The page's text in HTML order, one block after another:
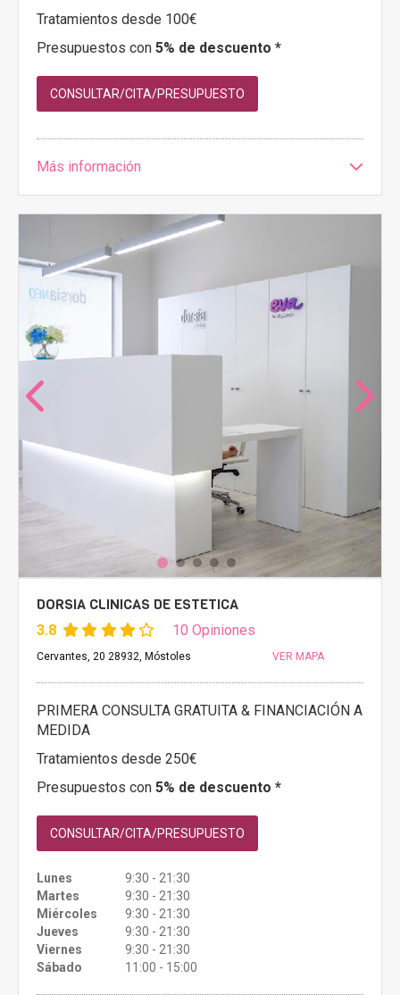
Tratamientos desde 100€
Presupuestos con 5% de descuento *
CONSULTAR/CITA/PRESUPUESTO
Más información
DORSIA CLINICAS DE ESTETICA
3.8 10 Opiniones
Cervantes, 20 28932, Móstoles VER MAPA
PRIMERA CONSULTA GRATUITA & FINANCIACIÓN A
MEDIDA
Tratamientos desde 250€
Presupuestos con 5% de descuento *
CONSULTAR/CITA/PRESUPUESTO
Lunes
9:30 - 21:30
Martes
9:30 - 21:30
Miércoles
9:30 - 21:30
Jueves
9:30 - 21:30
Viernes
9:30 - 21:30
Sábado
11:00 - 15:00